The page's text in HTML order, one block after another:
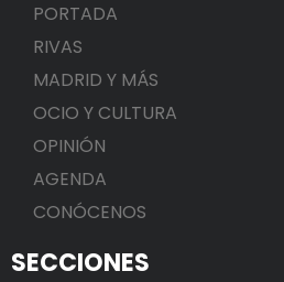
PORTADA
RIVAS
MADRID Y MÁS
OCIO Y CULTURA
OPINIÓN
AGENDA
CONÓCENOS
SECCIONES